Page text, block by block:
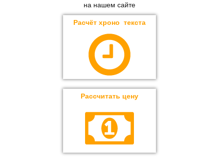
на нашем сайте
Расчёт хроно текста
Рассчитать цену